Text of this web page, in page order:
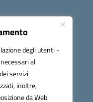
degli utenti -
al
servizi
inoltre,
da Web